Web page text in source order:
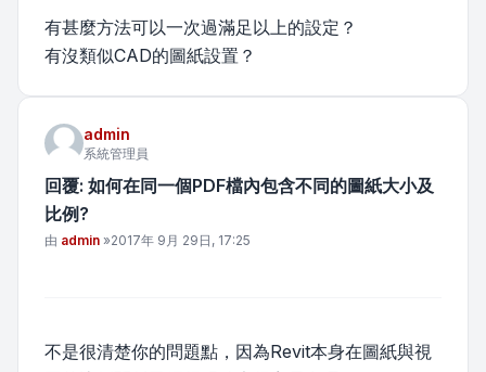
有甚麼方法可以一次過滿足以上的設定？
有沒類似CAD的圖紙設置？
admin
系統管理員
回覆: 如何在同一個PDF檔內包含不同的圖紙大小及
比例?
文章
由 admin »2017年 9月 29日, 17:25
不是很清楚你的問題點，因為Revit本身在圖紙與視